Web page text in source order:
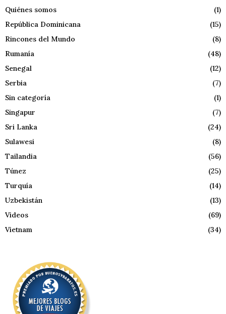
Quiénes somos
(1)
República Dominicana
(15)
Rincones del Mundo
(8)
Rumanía
(48)
Senegal
(12)
Serbia
(7)
Sin categoría
(1)
Singapur
(7)
Sri Lanka
(24)
Sulawesi
(8)
Tailandia
(56)
Túnez
(25)
Turquía
(14)
Uzbekistán
(13)
Videos
(69)
Vietnam
(34)